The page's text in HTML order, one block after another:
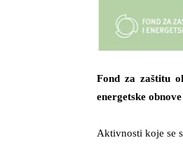
Fond za zaštitu
energetske
Aktivnosti koje se